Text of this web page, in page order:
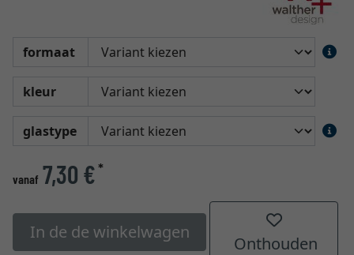
formaat
kleur
glastype
vanaf 7,30 €*
In de de winkelwagen
Onthouden